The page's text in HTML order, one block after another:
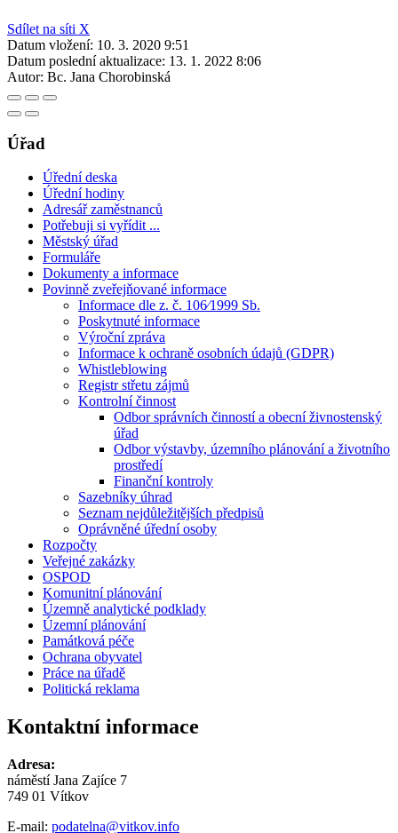
Sdílet na síti X
Datum vložení: 10. 3. 2020 9:51
Datum poslední aktualizace: 13. 1. 2022 8:06
Autor: Bc. Jana Chorobinská
Úřad
Úřední deska
Úřední hodiny
Adresář zaměstnanců
Potřebuji si vyřídit ...
Městský úřad
Formuláře
Dokumenty a informace
Povinně zveřejňované informace
Informace dle z. č. 106⁄1999 Sb.
Poskytnuté informace
Výroční zpráva
Informace k ochraně osobních údajů (GDPR)
Whistleblowing
Registr střetu zájmů
Kontrolní činnost
Odbor správních činností a obecní živnostenský
úřad
Odbor výstavby, územního plánování a životního
prostředí
Finanční kontroly
Sazebníky úhrad
Seznam nejdůležitějších předpisů
Oprávněné úřední osoby
Rozpočty
Veřejné zakázky
OSPOD
Komunitní plánování
Územně analytické podklady
Územní plánování
Památková péče
Ochrana obyvatel
Práce na úřadě
Politická reklama
Kontaktní informace
Adresa:
náměstí Jana Zajíce 7
749 01 Vítkov
E-mail: podatelna@vitkov.info